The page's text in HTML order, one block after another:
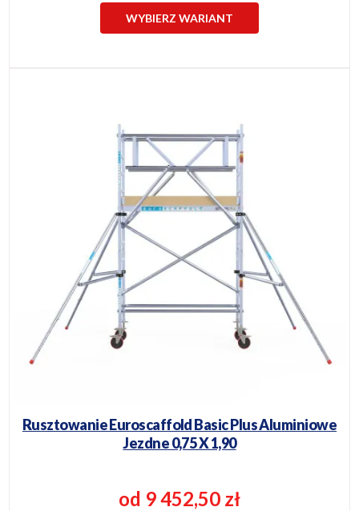
WYBIERZ WARIANT
Rusztowanie Euroscaffold Basic Plus Aluminiowe
Jezdne 0,75 X 1,90
od 9 452,50 zł